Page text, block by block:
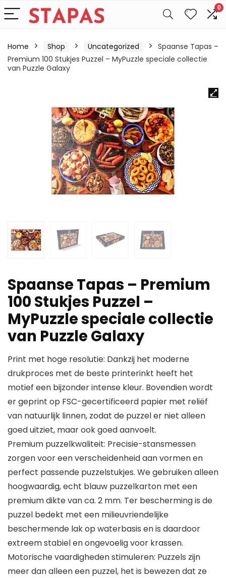
0
Home Shop Uncategorized
Spaanse Tapas –
Premium 100 Stukjes Puzzel – MyPuzzle speciale collectie
van Puzzle Galaxy
Spaanse Tapas – Premium
100 Stukjes Puzzel –
MyPuzzle speciale collectie
van Puzzle Galaxy
Print met hoge resolutie: Dankzij het moderne
drukproces met de beste printerinkt heeft het
motief een bijzonder intense kleur. Bovendien wordt
er geprint op FSC-gecertificeerd papier met reliëf
van natuurlijk linnen, zodat de puzzel er niet alleen
goed uitziet, maar ook goed aanvoelt.
Premium puzzelkwaliteit: Precisie-stansmessen
zorgen voor een verscheidenheid aan vormen en
perfect passende puzzelstukjes. We gebruiken alleen
hoogwaardig, echt blauw puzzelkarton met een
premium dikte van ca. 2 mm. Ter bescherming is de
puzzel bedekt met een milieuvriendelijke
beschermende lak op waterbasis en is daardoor
extreem stabiel en ongevoelig voor krassen.
Motorische vaardigheden stimuleren: Puzzels zijn
meer dan alleen een puzzel, het is bewezen dat ze